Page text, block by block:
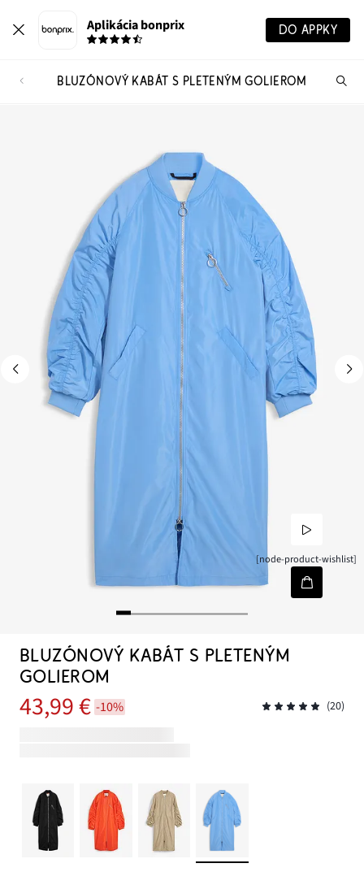
Aplikácia bonprix DO APPKY
BLUZÓNOVÝ KABÁT S PLETENÝM GOLIEROM
[node-product-wishlist]
BLUZÓNOVÝ KABÁT S PLETENÝM
GOLIEROM
43,99 € -10% (20)